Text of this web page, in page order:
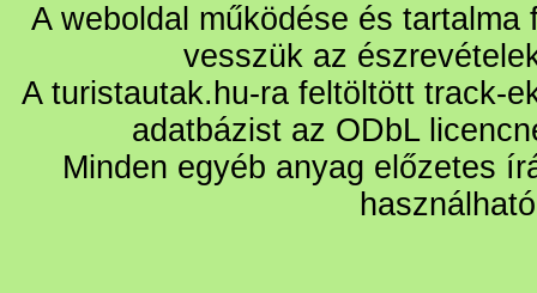
A weboldal működése és
vesszük az
A turistautak.hu-ra feltöltött track-
adatbázist az ODbL
Minden egyéb anyag előzetes